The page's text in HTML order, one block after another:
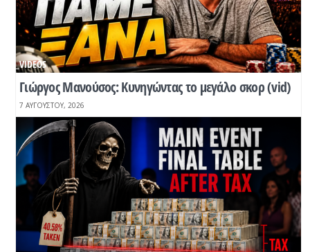
Γιώργος Μανούσος: Κυνηγώντας το μεγάλο σκορ (vid)
_VIDEOS
7 ΑΥΓΟΎΣΤΟΥ, 2026